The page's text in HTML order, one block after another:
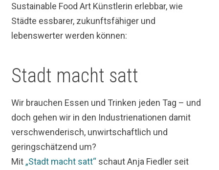
Sustainable Food Art Künstlerin erlebbar, wie
Städte essbarer, zukunftsfähiger und
lebenswerter werden können:
Stadt macht satt
Wir brauchen Essen und Trinken jeden Tag – und
doch gehen wir in den Industrienationen damit
verschwenderisch, unwirtschaftlich und
geringschätzend um?
Mit „Stadt macht satt“schaut Anja Fiedler seit